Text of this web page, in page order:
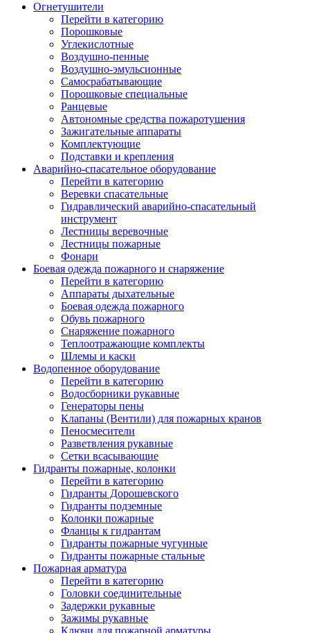
Огнетушители
Перейти в категорию
Порошковые
Углекислотные
Воздушно-пенные
Воздушно-эмульсионные
Самосрабатывающие
Порошковые специальные
Ранцевые
Автономные средства пожаротушения
Зажигательные аппараты
Комплектующие
Подставки и крепления
Аварийно-спасательное оборудование
Перейти в категорию
Веревки спасательные
Гидравлический аварийно-спасательный
инструмент
Лестницы веревочные
Лестницы пожарные
Фонари
Боевая одежда пожарного и снаряжение
Перейти в категорию
Аппараты дыхательные
Боевая одежда пожарного
Обувь пожарного
Снаряжение пожарного
Теплоотражающие комплекты
Шлемы и каски
Водопенное оборудование
Перейти в категорию
Водосборники рукавные
Генераторы пены
Клапаны (Вентили) для пожарных кранов
Пеносмесители
Разветвления рукавные
Сетки всасывающие
Гидранты пожарные, колонки
Перейти в категорию
Гидранты Дорошевского
Гидранты подземные
Колонки пожарные
Фланцы к гидрантам
Гидранты пожарные чугунные
Гидранты пожарные стальные
Пожарная арматура
Перейти в категорию
Головки соединительные
Задержки рукавные
Зажимы рукавные
Ключи для пожарной арматуры